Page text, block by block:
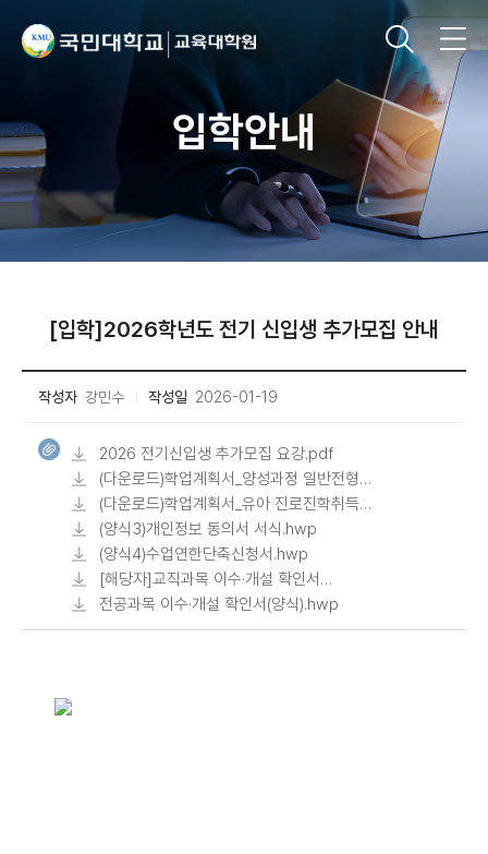
입학안내
[입학]2026학년도 전기 신입생 추가모집 안내
작성자 강민수 작성일 2026-01-19
2026 전기신입생 추가모집 요강.pdf
(다운로드)학업계획서_양성과정 일반전형
지원자용.hwp
(다운로드)학업계획서_유아 진로진학취득자
특별전형 지원자용.hwp
(양식3)개인정보 동의서 서식.hwp
(양식4)수업연한단축신청서.hwp
[해당자]교직과목 이수·개설 확인서
(양식).hwp
전공과목 이수·개설 확인서(양식).hwp